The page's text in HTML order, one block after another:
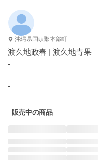
沖縄県国頭郡本部町
渡久地政春 | 渡久地青果
-
-
販売中の商品